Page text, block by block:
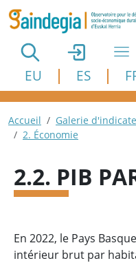
Aller au contenu principal
EU ES
Fil d'Ariane
Accueil
Galerie
2. Économie
2.2. PIB
En 2022, le Pays
intérieur brut par